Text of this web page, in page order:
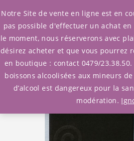
Accueil/Whisky /Ecosse/ Ardbeg
Notre Site de vente en ligne est en
pas possible d'effectuer un achat
le moment, nous réserverons avec
désirez acheter et que vous pourrez
en boutique : contact 0479/
boissons alcoolisées aux mineurs de
d’alcool est dangereux pour la
modération.